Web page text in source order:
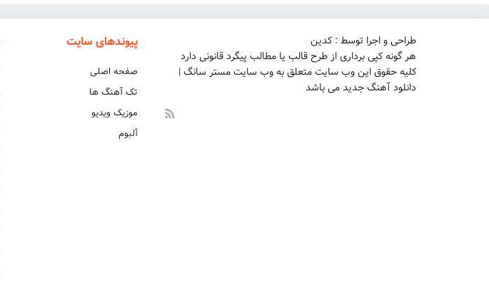
طراحی و اجرا توسط : کدین
هر گونه کپی برداری از طرح قالب یا مطالب پیگرد قانونی دارد
کلیه حقوق این وب سایت متعلق به وب سایت مستر سانگ |
دانلود آهنگ جدید می باشد
پیوندهای سایت
صفحه اصلی
تک آهنگ ها
موزیک ویدیو
آلبوم